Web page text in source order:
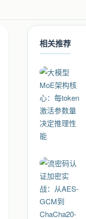
相关推荐